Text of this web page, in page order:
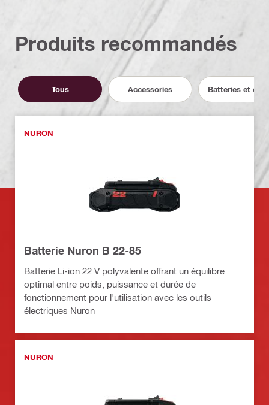
Produits recommandés
Tous Accessories Batteries et
NURON
Batterie Nuron B 22-85
Batterie Li-ion 22 V polyvalente offrant un équilibre
optimal entre poids, puissance et durée de
fonctionnement pour l'utilisation avec les outils
électriques Nuron
NURON